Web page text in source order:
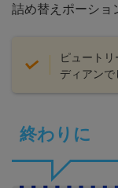
詰め替えポーショ
ピュート
ディアンで
終わりに